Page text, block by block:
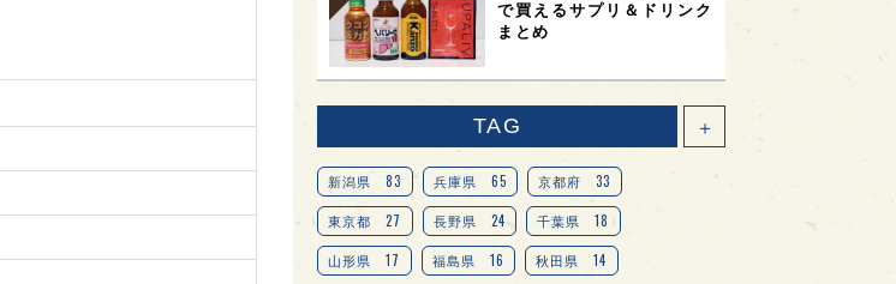
で買えるサプリ＆ドリンク
まとめ